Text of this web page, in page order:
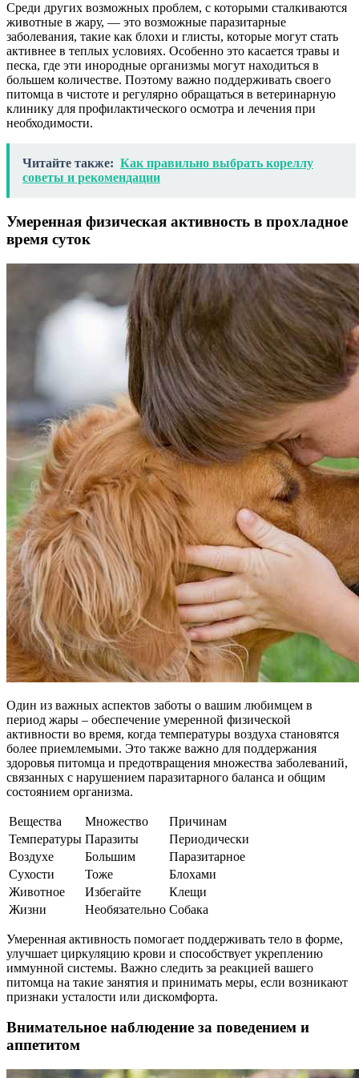
Среди других возможных проблем, с которыми сталкиваются
животные в жару, — это возможные паразитарные
заболевания, такие как блохи и глисты, которые могут стать
активнее в теплых условиях. Особенно это касается травы и
песка, где эти инородные организмы могут находиться в
большем количестве. Поэтому важно поддерживать своего
питомца в чистоте и регулярно обращаться в ветеринарную
клинику для профилактического осмотра и лечения при
необходимости.
Читайте также: Как правильно выбрать кореллу
советы и рекомендации
Умеренная физическая активность в прохладное
время суток
Один из важных аспектов заботы о вашим любимцем в
период жары – обеспечение умеренной физической
активности во время, когда температуры воздуха становятся
более приемлемыми. Это также важно для поддержания
здоровья питомца и предотвращения множества заболеваний,
связанных с нарушением паразитарного баланса и общим
состоянием организма.
Вещества Множество
Причинам
Температуры Паразиты
Периодически
Воздухе
Большим
Паразитарное
Сухости
Тоже
Блохами
Животное
Избегайте
Клещи
Жизни
Необязательно Собака
Умеренная активность помогает поддерживать тело в форме,
улучшает циркуляцию крови и способствует укреплению
иммунной системы. Важно следить за реакцией вашего
питомца на такие занятия и принимать меры, если возникают
признаки усталости или дискомфорта.
Внимательное наблюдение за поведением и
аппетитом